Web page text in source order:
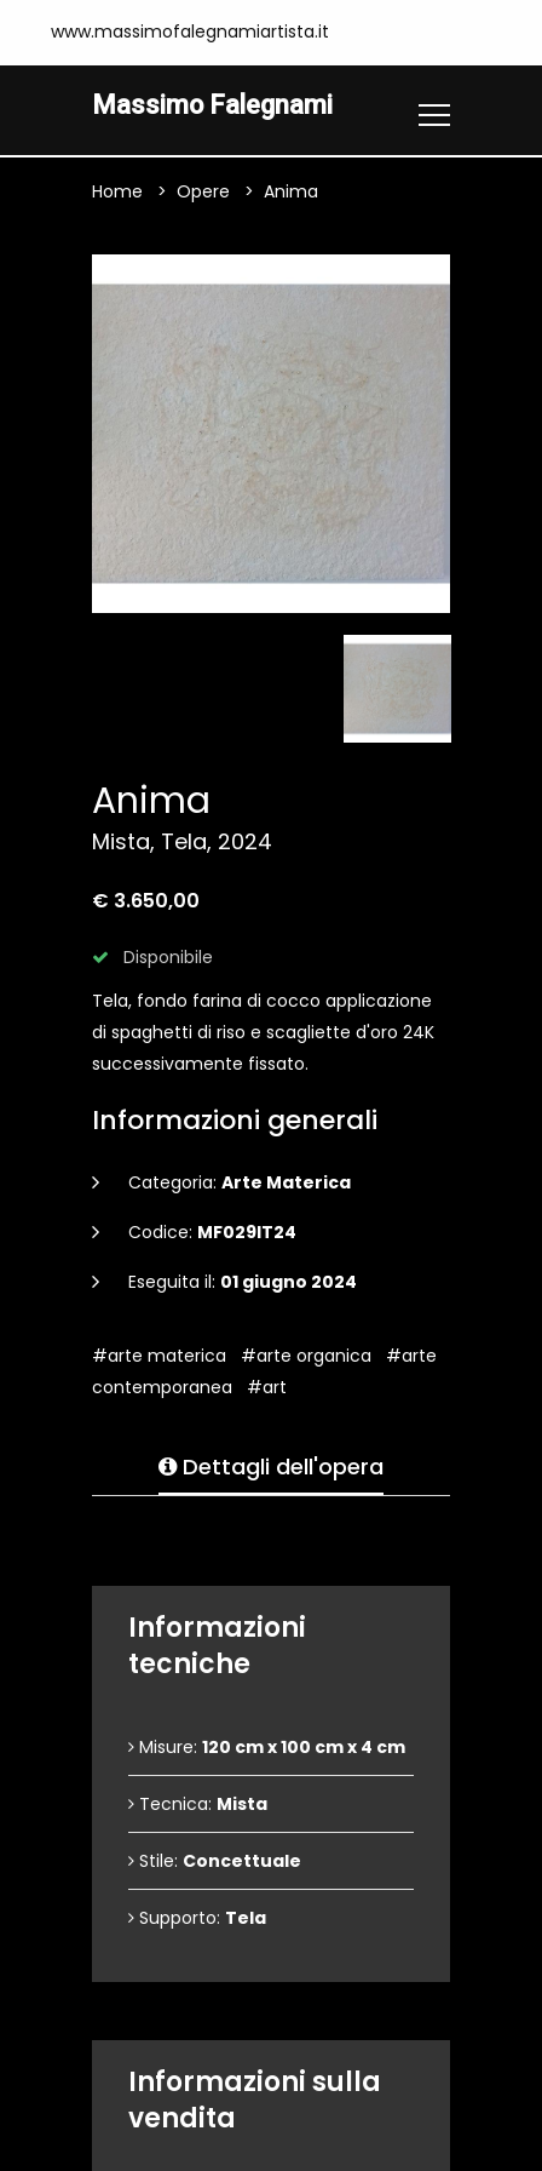
www.massimofalegnamiartista.it
Massimo Falegnami
Home Opere Anima
Anima
Mista, Tela, 2024
€ 3.650,00
Disponibile
Tela, fondo farina di cocco applicazione
di spaghetti di riso e scagliette d'oro 24K
successivamente fissato.
Informazioni generali
Categoria: Arte Materica
Codice: MF029IT24
Eseguita il: 01 giugno 2024
#arte materica #arte organica
#arte
contemporanea
#art
Dettagli dell'opera
Informazioni
tecniche
Misure: 120 cm x 100 cm x 4 cm
Tecnica: Mista
Stile: Concettuale
Supporto: Tela
Informazioni sulla
vendita